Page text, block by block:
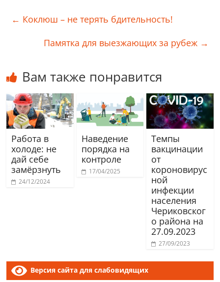
← Коклюш – не терять бдительность!
Памятка для выезжающих за рубеж →
Вам также понравится
Работа в
холоде: не
дай себе
замёрзнуть
24/12/2024
Наведение
порядка на
контроле
17/04/2025
Темпы
вакцинации
от
короновирус
ной
инфекции
населения
Чериковског
о района на
27.09.2023
27/09/2023
Версия сайта для слабовидящих